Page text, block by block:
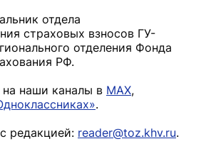
отдела
страховых взносов ГУ-
отделения Фонда
РФ.
наши каналы в MAX,
.
редакцией: reader@toz.khv.ru.